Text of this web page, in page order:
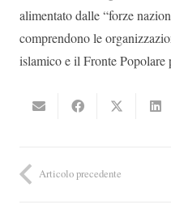
alimentato dalle “forze
comprendono le
islamico e il Fronte Popolare
Articolo precedente